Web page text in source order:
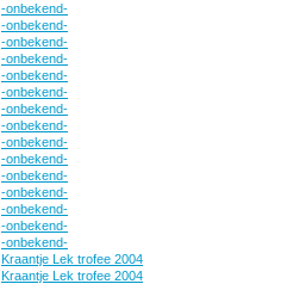
-onbekend-
-onbekend-
-onbekend-
-onbekend-
-onbekend-
-onbekend-
-onbekend-
-onbekend-
-onbekend-
-onbekend-
-onbekend-
-onbekend-
-onbekend-
-onbekend-
-onbekend-
Kraantje Lek trofee 2004
Kraantje Lek trofee 2004